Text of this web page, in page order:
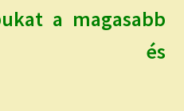
a magasabb
és